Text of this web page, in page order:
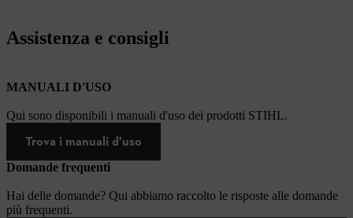
Assistenza e consigli
MANUALI D'USO
Qui sono disponibili i manuali d'uso dei prodotti STIHL.
Trova i manuali d'uso
Domande frequenti
Hai delle domande? Qui abbiamo raccolto le risposte alle domande
più frequenti.